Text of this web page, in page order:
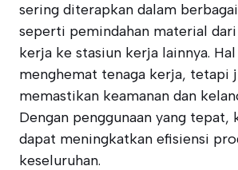
sering diterapkan dalam
seperti pemindahan material
kerja ke stasiun kerja lainnya.
menghemat tenaga kerja, tetapi
memastikan keamanan dan
Dengan penggunaan yang tepat,
dapat meningkatkan efisiensi
keseluruhan.